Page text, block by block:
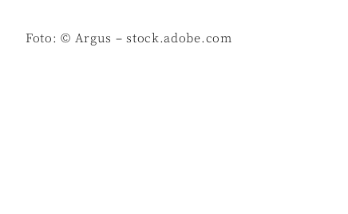
Foto: © Argus – stock.adobe.com